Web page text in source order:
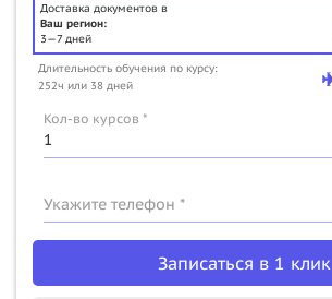
Доставка документов в
Ваш регион:
3—7 дней
Длительность обучения по курсу:
252ч или 38 дней
Кол-во курсов *
Укажите телефон *
Записаться в 1 клик